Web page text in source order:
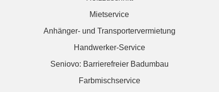
Mietservice
Anhänger- und Transportervermietung
Handwerker-Service
Seniovo: Barrierefreier Badumbau
Farbmischservice